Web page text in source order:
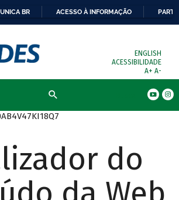
BR ACESSO À INFORMAÇÃO
ENGLISH
ACESSIBILIDADE
A+ A-
do